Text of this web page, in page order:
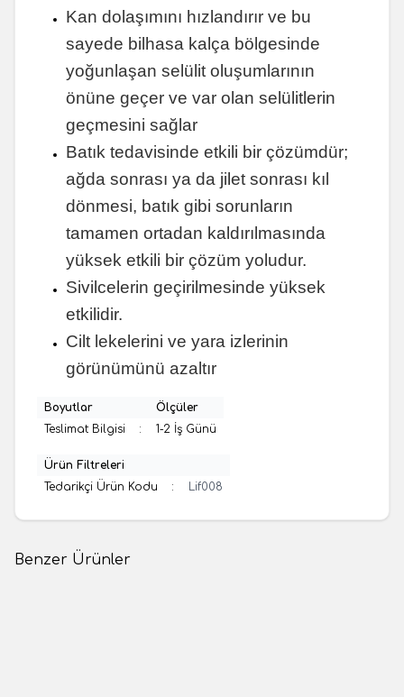
Kan dolaşımını hızlandırır ve bu
sayede bilhasa kalça bölgesinde
yoğunlaşan selülit oluşumlarının
önüne geçer ve var olan selülitlerin
geçmesini sağlar
Batık tedavisinde etkili bir çözümdür;
ağda sonrası ya da jilet sonrası kıl
dönmesi, batık gibi sorunların
tamamen ortadan kaldırılmasında
yüksek etkili bir çözüm yoludur.
Sivilcelerin geçirilmesinde yüksek
etkilidir.
Cilt lekelerini ve yara izlerinin
görünümünü azaltır
Boyutlar
Ölçüler
Teslimat Bilgisi
: 1-2 İş Günü
Ürün Filtreleri
Tedarikçi Ürün Kodu
: Lif008
Benzer Ürünler